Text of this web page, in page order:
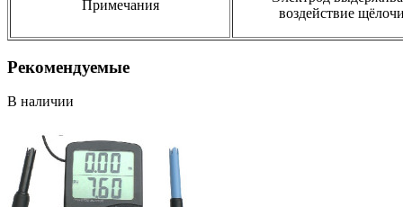
Примечания
воздействие
Рекомендуемые
В наличии